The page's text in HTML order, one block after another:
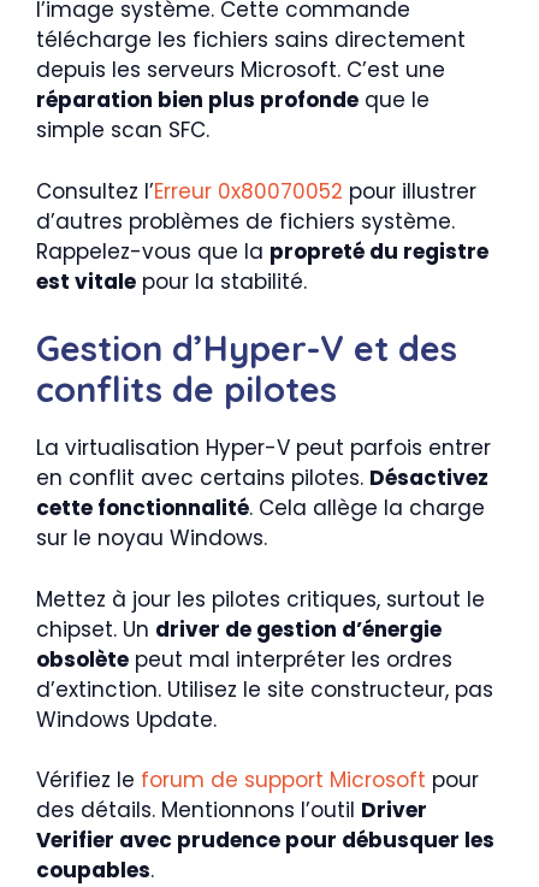
l’image système. Cette commande
télécharge les fichiers sains directement
depuis les serveurs Microsoft. C’est une
réparation bien plus profonde que le
simple scan SFC.
Consultez l’Erreur 0x80070052 pour illustrer
d’autres problèmes de fichiers système.
Rappelez-vous que la propreté du registre
est vitale pour la stabilité.
Gestion d’Hyper-V et des
conflits de pilotes
La virtualisation Hyper-V peut parfois entrer
en conflit avec certains pilotes. Désactivez
cette fonctionnalité. Cela allège la charge
sur le noyau Windows.
Mettez à jour les pilotes critiques, surtout le
chipset. Un driver de gestion d’énergie
obsolète peut mal interpréter les ordres
d’extinction. Utilisez le site constructeur, pas
Windows Update.
Vérifiez le forum de support Microsoft pour
des détails. Mentionnons l’outil Driver
Verifier avec prudence pour débusquer les
coupables.